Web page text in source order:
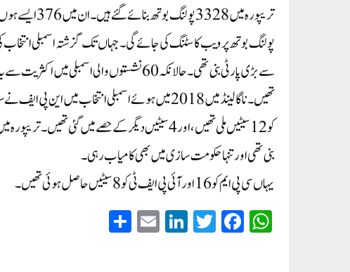
بنی تھی اور تنہا حکومت سازی میں بھی کامیاب رہی۔
یہاں سی پی ایم کو 16 اور آئی پی ایف ٹی کو 8 سیٹیں حاصل ہوئی تھیں۔
W
ha
Fa
ce
T
wi
Li
nk
E
m